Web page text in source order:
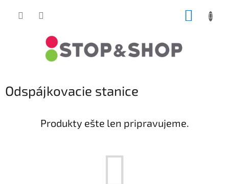
Odspájkovacie stanice
Produkty ešte len pripravujeme.